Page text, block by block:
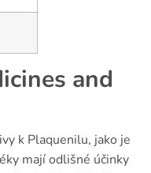
and
k Plaquenilu, jako je
mají odlišné účinky